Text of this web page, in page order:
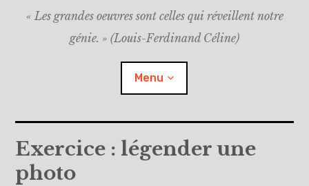
« Les grandes oeuvres sont celles qui réveillent notre
génie. » (Louis-Ferdinand Céline)
Menu
A propos
Exercice : légender une
photo